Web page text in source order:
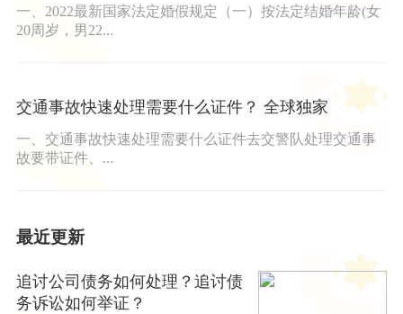
一、2022最新国家法定婚假规定（一）按法定结婚年龄(女
20周岁，男22...
交通事故快速处理需要什么证件？ 全球独家
一、交通事故快速处理需要什么证件去交警队处理交通事
故要带证件、...
最近更新
追讨公司债务如何处理？追讨债
务诉讼如何举证？